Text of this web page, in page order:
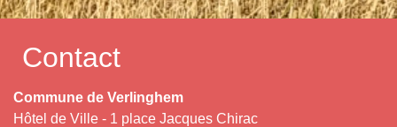
Contact
Commune de Verlinghem
Hôtel de Ville - 1 place Jacques Chirac